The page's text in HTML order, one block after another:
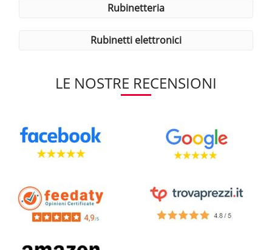
rubinetteria
rubinetti elettronici
LE NOSTRE RECENSIONI